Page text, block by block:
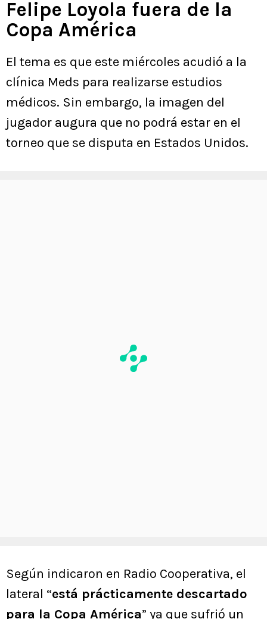
Felipe Loyola fuera de la
Copa América
El tema es que este miércoles acudió a la
clínica Meds para realizarse estudios
médicos. Sin embargo, la imagen del
jugador augura que no podrá estar en el
torneo que se disputa en Estados Unidos.
Según indicaron en Radio Cooperativa, el
lateral “está prácticamente descartado
para la Copa América” ya que sufrió un